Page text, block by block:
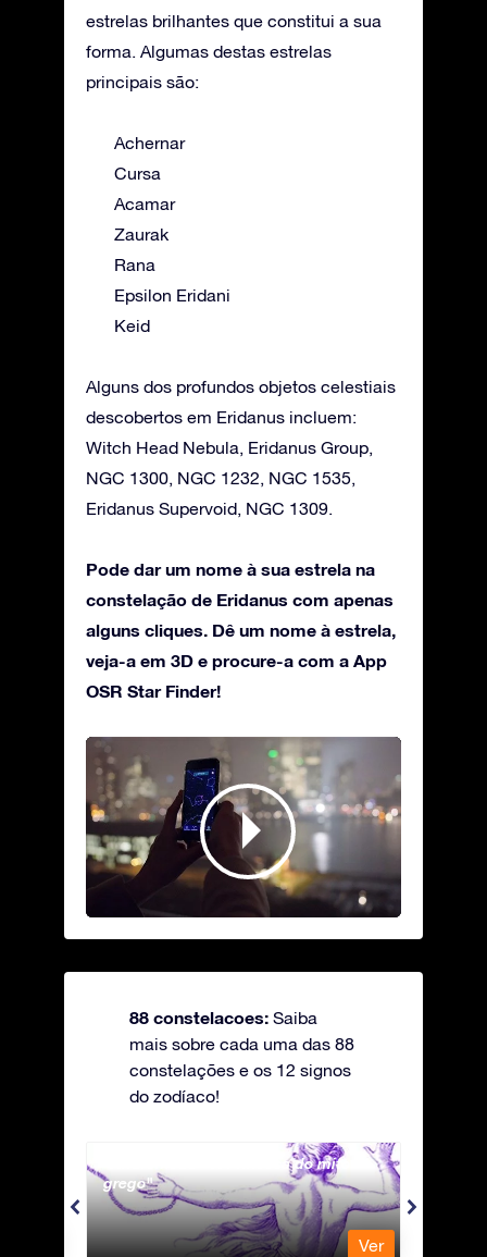
estrelas brilhantes que constitui a sua
forma. Algumas destas estrelas
principais são:
Achernar
Cursa
Acamar
Zaurak
Rana
Epsilon Eridani
Keid
Alguns dos profundos objetos celestiais
descobertos em Eridanus incluem:
Witch Head Nebula, Eridanus Group,
NGC 1300, NGC 1232, NGC 1535,
Eridanus Supervoid, NGC 1309.
Pode dar um nome à sua estrela na
constelação de Eridanus com apenas
alguns cliques. Dê um nome à estrela,
veja-a em 3D e procure-a com a App
OSR Star Finder!
88 constelacoes: Saiba
mais sobre cada uma das 88
constelações e os 12 signos
do zodíaco!
Andromeda - A Princesa do mito
grego
Ver